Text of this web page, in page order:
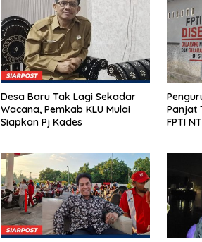
Desa Baru Tak Lagi Sekadar
Wacana, Pemkab KLU Mulai
Siapkan Pj Kades
Panjat
FPTI